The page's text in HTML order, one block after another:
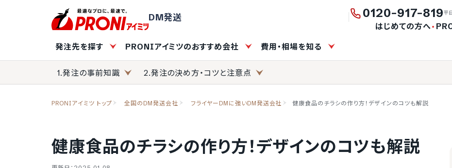
DM発送 0120-917-819平
はじめての方へ・
発注先を探す PRONIアイミツのおすすめ会社 費用・相場を知る
1.発注の事前知識 2.発注の決め方・コツと注意点
PRONIアイミツ トップ 全国のDM発送会社 フライヤーDMに強いDM発送会社 健康食品のチラシの作り方！デザインのコツも解説
健康食品のチラシの作り方！デザインのコツも解説